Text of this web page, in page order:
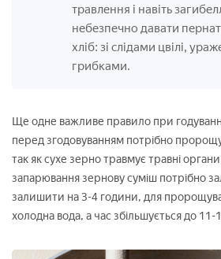
травлення і навіть
небезпечно давати
хліб: зі слідами цвілі,
грибками.
Ще одне важливе правило при годуванні
перед згодовуванням потрібно
так як сухе зерно травмує травні
запарювання зернову суміш потрібно
залишити на 3-4 години, для
холодна вода, а час збільшується до 11-